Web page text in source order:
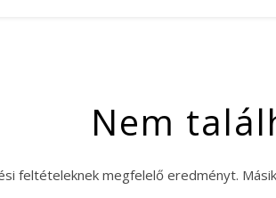
Nem
feltételeknek megfelelő eredményt.